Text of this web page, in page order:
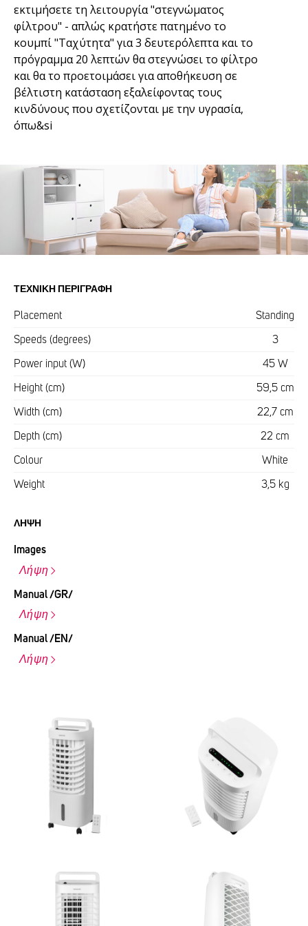
εκτιμήσετε τη λειτουργία "στεγνώματος
φίλτρου" - απλώς κρατήστε πατημένο το
κουμπί "Ταχύτητα" για 3 δευτερόλεπτα και το
πρόγραμμα 20 λεπτών θα στεγνώσει το φίλτρο
και θα το προετοιμάσει για αποθήκευση σε
βέλτιστη κατάσταση εξαλείφοντας τους
κινδύνους που σχετίζονται με την υγρασία,
όπω&si
ΤΕΧΝΙΚΉ ΠΕΡΙΓΡΑΦΉ
Placement Standing
Speeds (degrees) 3
Power input (W) 45 W
Height (cm) 59,5 cm
Width (cm) 22,7 cm
Depth (cm) 22 cm
Colour White
Weight 3,5 kg
ΛΉΨΗ
Images
Λήψη
Manual /GR/
Λήψη
Manual /EN/
Λήψη